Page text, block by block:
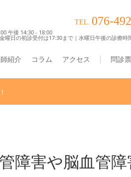
TEL. 076-
午後 14:30 - 18:00
曜日の初診受付は17:30まで｜水曜日午後の診療時
紹介 コラム アクセス 問診
障害や脳血管障